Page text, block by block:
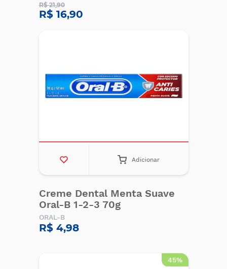
R$ 21,90
R$ 16,90
Adicionar
Creme Dental Menta Suave
Oral-B 1-2-3 70g
ORAL-B
R$ 4,98
45%